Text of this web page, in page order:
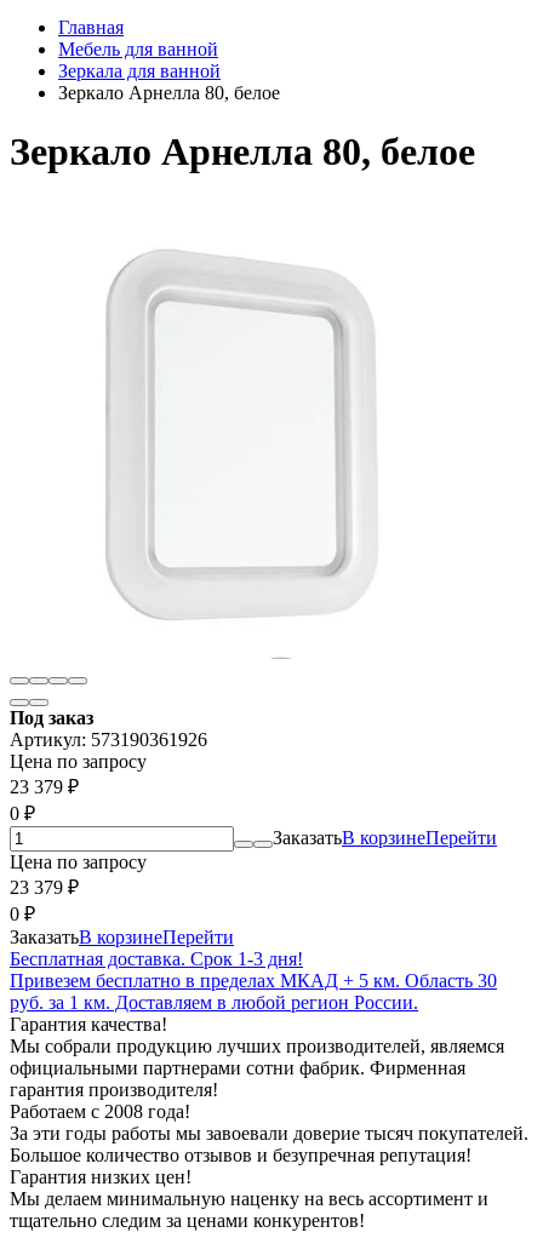
Главная
Мебель для ванной
Зеркала для ванной
Зеркало Арнелла 80, белое
Зеркало Арнелла 80, белое
Под заказ
Артикул: 573190361926
Цена по запросу
23 379 ₽
0 ₽
ЗаказатьВ корзинеПерейти
Цена по запросу
23 379 ₽
0 ₽
ЗаказатьВ корзинеПерейти
Бесплатная доставка. Срок 1-3 дня!
Привезем бесплатно в пределах МКАД + 5 км. Область 30
руб. за 1 км. Доставляем в любой регион России.
Гарантия качества!
Мы собрали продукцию лучших производителей, являемся
официальными партнерами сотни фабрик. Фирменная
гарантия производителя!
Работаем с 2008 года!
За эти годы работы мы завоевали доверие тысяч покупателей.
Большое количество отзывов и безупречная репутация!
Гарантия низких цен!
Мы делаем минимальную наценку на весь ассортимент и
тщательно следим за ценами конкурентов!